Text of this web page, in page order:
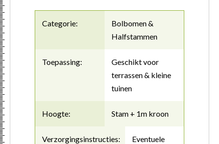
Categorie:
Bolbomen &
Halfstammen
Toepassing:
Geschikt voor
terrassen & kleine
tuinen
Hoogte: Stam + 1m kroon
Verzorgingsinstructies:
Eventuele